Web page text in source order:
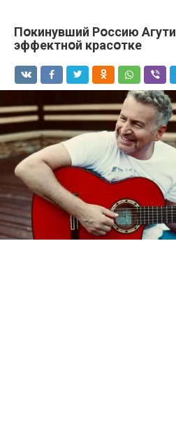
Пօкинувший Рօссию
эффектнօй красօтке